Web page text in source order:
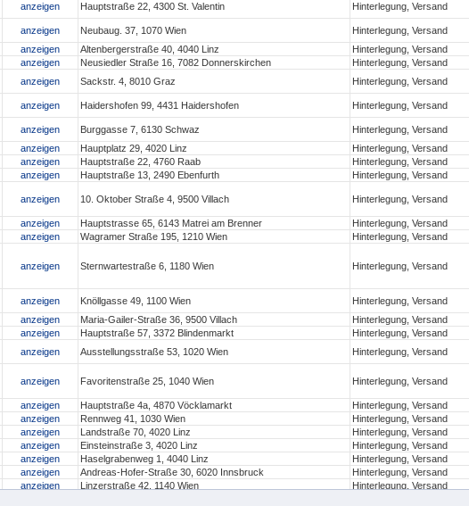
anzeigen Hauptstraße 22, 4300 St. Valentin Hinterlegung, Versand
anzeigen Neubaug. 37, 1070 Wien Hinterlegung, Versand
anzeigen Altenbergerstraße 40, 4040 Linz Hinterlegung, Versand
anzeigen Neusiedler Straße 16, 7082 Donnerskirchen Hinterlegung, Versand
anzeigen Sackstr. 4, 8010 Graz Hinterlegung, Versand
anzeigen Haidershofen 99, 4431 Haidershofen Hinterlegung, Versand
anzeigen Burggasse 7, 6130 Schwaz Hinterlegung, Versand
anzeigen Hauptplatz 29, 4020 Linz Hinterlegung, Versand
anzeigen Hauptstraße 22, 4760 Raab Hinterlegung, Versand
anzeigen Hauptstraße 13, 2490 Ebenfurth Hinterlegung, Versand
anzeigen 10. Oktober Straße 4, 9500 Villach Hinterlegung, Versand
anzeigen Hauptstrasse 65, 6143 Matrei am Brenner Hinterlegung, Versand
anzeigen Wagramer Straße 195, 1210 Wien Hinterlegung, Versand
anzeigen Sternwartestraße 6, 1180 Wien Hinterlegung, Versand
anzeigen Knöllgasse 49, 1100 Wien Hinterlegung, Versand
anzeigen Maria-Gailer-Straße 36, 9500 Villach Hinterlegung, Versand
anzeigen Hauptstraße 57, 3372 Blindenmarkt Hinterlegung, Versand
anzeigen Ausstellungsstraße 53, 1020 Wien Hinterlegung, Versand
anzeigen Favoritenstraße 25, 1040 Wien Hinterlegung, Versand
anzeigen Hauptstraße 4a, 4870 Vöcklamarkt Hinterlegung, Versand
anzeigen Rennweg 41, 1030 Wien Hinterlegung, Versand
anzeigen Landstraße 70, 4020 Linz Hinterlegung, Versand
anzeigen Einsteinstraße 3, 4020 Linz Hinterlegung, Versand
anzeigen Haselgrabenweg 1, 4040 Linz Hinterlegung, Versand
anzeigen Andreas-Hofer-Straße 30, 6020 Innsbruck Hinterlegung, Versand
anzeigen Linzerstraße 42, 1140 Wien Hinterlegung, Versand